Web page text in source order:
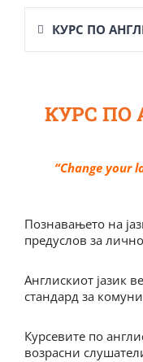
КУРС ПО
КУРС ПО
“Change your
Познавањето на
предуслов за
Англискиот јазик
стандард за
Курсевите по
возрасни